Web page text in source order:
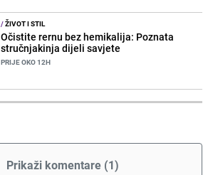
/ŽIVOT I STIL
Očistite rernu bez hemikalija: Poznata
stručnjakinja dijeli savjete
PRIJE OKO 12H
Prikaži komentare (1)